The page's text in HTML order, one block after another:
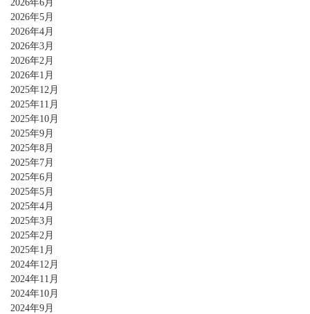
2026年6月
2026年5月
2026年4月
2026年3月
2026年2月
2026年1月
2025年12月
2025年11月
2025年10月
2025年9月
2025年8月
2025年7月
2025年6月
2025年5月
2025年4月
2025年3月
2025年2月
2025年1月
2024年12月
2024年11月
2024年10月
2024年9月